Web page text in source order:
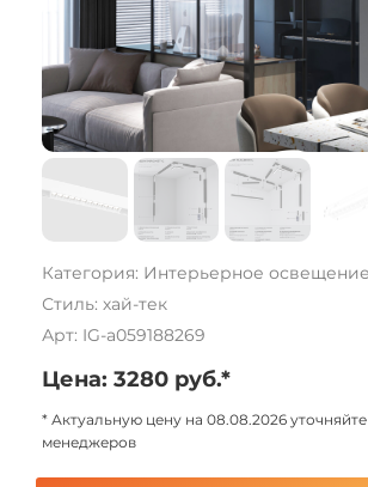
Категория: Интерьерное освещение
Стиль: хай-тек
Арт: IG-a059188269
Цена: 3280 руб.*
* Актуальную цену на 08.08.2026
менеджеров